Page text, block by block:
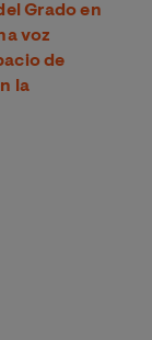
Grado en
voz
de
la